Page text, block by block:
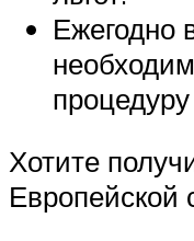
Ежегодно
Хотите
Европейской